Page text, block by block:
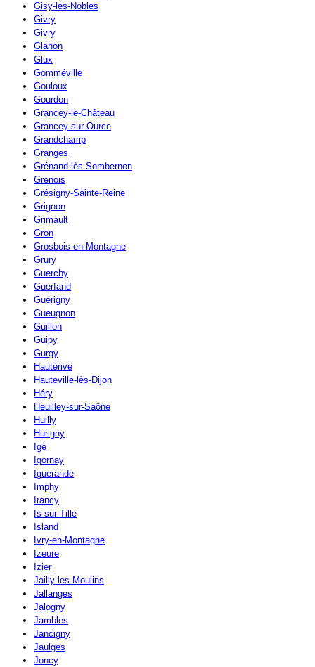
Gisy-les-Nobles
Givry
Givry
Glanon
Glux
Gomméville
Gouloux
Gourdon
Grancey-le-Château
Grancey-sur-Ource
Grandchamp
Granges
Grénand-lès-Sombernon
Grenois
Grésigny-Sainte-Reine
Grignon
Grimault
Gron
Grosbois-en-Montagne
Grury
Guerchy
Guerfand
Guérigny
Gueugnon
Guillon
Guipy
Gurgy
Hauterive
Hauteville-lès-Dijon
Héry
Heuilley-sur-Saône
Huilly
Hurigny
Igé
Igornay
Iguerande
Imphy
Irancy
Is-sur-Tille
Island
Ivry-en-Montagne
Izeure
Izier
Jailly-les-Moulins
Jallanges
Jalogny
Jambles
Jancigny
Jaulges
Joncy